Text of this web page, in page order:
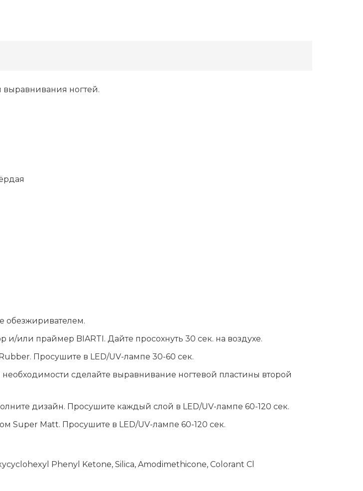
ногтей.
обезжиривателем.
или праймер BIARTI. Дайте просохнуть 30 сек. на воздухе.
Просушите в LED/UV-лампе 30-60 сек.
сделайте выравнивание ногтевой пластины второй
дизайн. Просушите каждый слой в LED/UV-лампе 60-120 сек.
Super Matt. Просушите в LED/UV-лампе 60-120 сек.
Phenyl Ketone, Silica, Amodimethicone, Colorant Cl